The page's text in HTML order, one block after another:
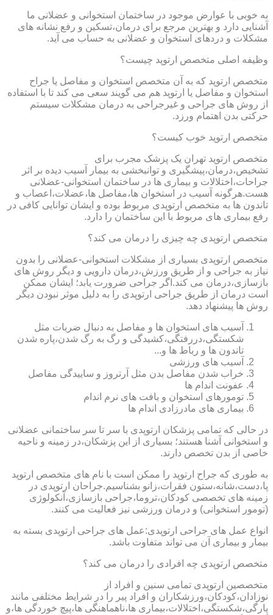
به خوبی با عوارض موجود در ساختمان استخوانی و عضلانی ما
آشنایی دارد و بهترین مرجع برای درمان،تسکین و رفع نشانه های
مشکلات و دردهای استخوان و عضلانی به حساب می آید.
وظیفه اصلی متخصص ارتوپد چیست؟
متخصص ارتوپد که به آن متخصص استخوان و مفاصل یا جراح
استخوان و مفاصل یا ارتوپد هم می گویند سعی می کند تا با استفاده
از روش های جراحی و غیرجراحی به درمان مشکلات سیستم
حرکتی بدن اهتمام ورزد.
متخصص ارتوپد خوب کیست؟
متخصص ارتوپد تهران یک پزشک مجرب برای
تشخیص،درمان،پیشگیری و توانبخشی به بیمار آسیب دیده بر اثر
جراحات،اختلالات و بیماری ها در ساختمان استخوانی-عضلانی
هست.هرگونه آسیب در استخوان ها،مفاصل ها،عضلات،اعصاب و
تاندون ها به متخصص ارتوپدی مربوط بوده و ایشان توانایی کافی در
رفع بیماری های مربوط با این ساختمان را دارد.
متخصص ارتوپدی چه چیزی را درمان می کند؟
متخصص ارتوپدی بسیاری از مشکلات استخوانی-عضلانی را بدون
نیاز به جراحی و از طریق ورزش،درمان دارویی و دیگر روش های
بازسازی،درمان می کند.اگر جراحی ضرورت یابد؛ ایشان ممکن
است درمان از طریق جراحی ارتوپدی را به دلیل موثر نبودن دیگر
روش ها پیشنهاد دهد.
آسیب های استخوان ها و مفاصل به دنبال ضربات مثل
شکستگی،دررفتگی،کشیدگی و رگ به رگ شدن،پاره شدن
تاندون ها و رباط ها و...
آسیب های ورزشی
خراب شدن مفاصل بدن مثل آرتروز و ساییدگی مفاصل
عفونت اندام ها
تومورهای استخوان و بافت های نرم اندام
بیماری های مادرزادی اندام ها
در حالی که تمامی پزشکان ارتوپدی با سر تا سر ساختمانی عضلانی
و استخوانی آشنا هستند؛ بسیاری از این پزشکان،در زمینه و ناحیه
خاصی از بدن تخصص دارند.
به طوری که جراح ارتوپد را ممکن است با نام های متخصص ارتوپد
پا،دست،شانه،ستون فقرات،زانو بشناسیم.جراحان ارتوپدی در
زمینه های تخصصی کودکان،تروما،جراحی بازسازی،آنکولوژی
(تومور استخوانی) و درمان ورزشی نیز فعالیت می کنند.
انواع عمل های جراحی ارتوپدی:عمل های جراحی ارتوپدی بسته به
بیمار و بیماری آن می تواند متفاوت باشد.
متخصص ارتوپدی چه افرادی را درمان می کند؟
متخصصین ارتوپدی تمامی سنین و افراد از
نوزادان،کودکان،ورزشکاران و افراد پیر را در شرایط مختلفی مانند
پارگی،شکستگی،اختلالات،بیماری ها،ناهماهنگی ها،پیچ خوردگی ها،و